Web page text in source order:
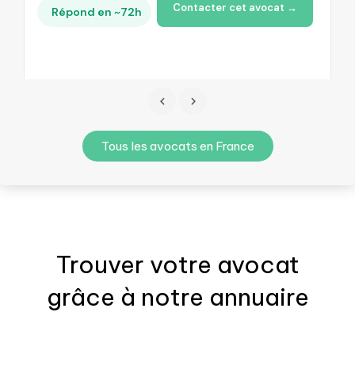
Répond en ~72h Contacter cet avocat →
Tous les avocats en France
Trouver votre avocat
grâce à notre annuaire